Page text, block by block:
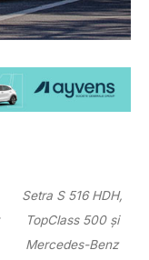
Setra S 516 HDH,
TopClass 500 și
Mercedes-Benz